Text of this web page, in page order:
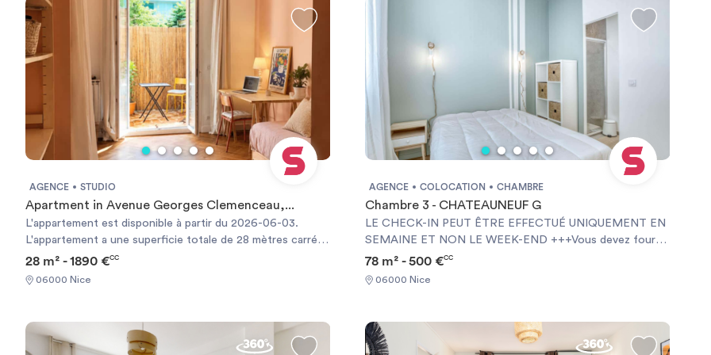
sont meublés.
AGENCE STUDIO
Apartment in Avenue Georges Clemenceau,...
L'appartement est disponible à partir du 2026-06-03.
L'appartement a une superficie totale de 28 mètres carrés.
Il y a 1 salle(s) de bain. . Il a aussi 1 salon(s). Les charges de
copropriété ne sont pas incluses dans le loyer. Un séjour
minimum de 1 mois est requis. Il est possible de réserver
- Financial guarantee Documents requis: - Carte d'identité
- Garanties financières
28 m² - 1890 €CC
06000 Nice
AGENCE COLOCATION CHAMBRE
Chambre 3 - CHATEAUNEUF G
LE CHECK-IN PEUT ÊTRE EFFECTUÉ UNIQUEMENT EN
SEMAINE ET NON LE WEEK-END +++Vous devez fournir
une Garantie Visale obligatoirement et une assurance
habitation+++ [ENG] CHECK-IN CAN ONLY BE DONE
ON WEEKDAYS AND NOT AT WEEKENDS +++You must
78 m² - 500 €CC
06000 Nice